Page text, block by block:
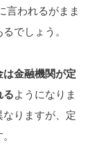
言われるがまま
でしょう。
は金融機関が定
るようになりま
りますが、定